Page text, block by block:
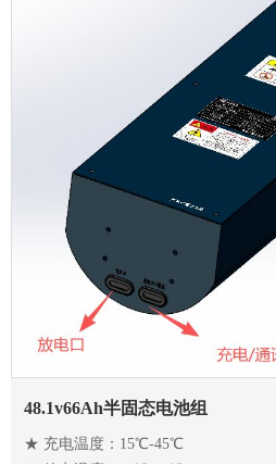
48.1v66Ah半固态电池组
★ 充电温度：15℃-45℃